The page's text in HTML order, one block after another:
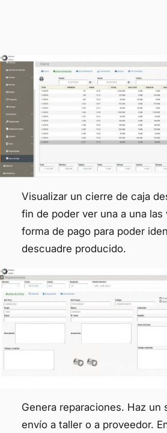
Visualizar un cierre de caja
fin de poder ver una a una las
forma de pago para poder
descuadre producido.
Genera reparaciones. Haz un
envío a taller o a proveedor.